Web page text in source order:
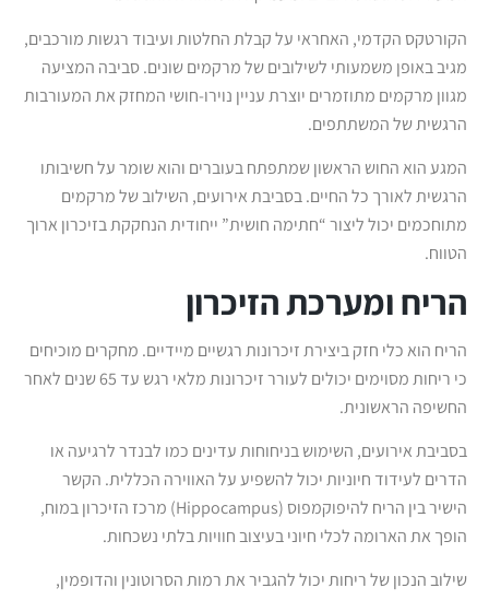
הקורטקס הקדמי, האחראי על קבלת החלטות ועיבוד רגשות מורכבים,
מגיב באופן משמעותי לשילובים של מרקמים שונים. סביבה המציעה
מגוון מרקמים מתוזמרים יוצרת עניין נוירו-חושי המחזק את המעורבות
הרגשית של המשתתפים.
המגע הוא החוש הראשון שמתפתח בעוברים והוא שומר על חשיבותו
הרגשית לאורך כל החיים. בסביבת אירועים, השילוב של מרקמים
מתוחכמים יכול ליצור “חתימה חושית” ייחודית הנחקקת בזיכרון ארוך
הטווח.
הריח ומערכת הזיכרון
הריח הוא כלי חזק ביצירת זיכרונות רגשיים מיידיים. מחקרים מוכיחים
כי ריחות מסוימים יכולים לעורר זיכרונות מלאי רגש עד 65 שנים לאחר
החשיפה הראשונית.
בסביבת אירועים, השימוש בניחוחות עדינים כמו לבנדר לרגיעה או
הדרים לעידוד חיוניות יכול להשפיע על האווירה הכללית. הקשר
הישיר בין הריח להיפוקמפוס (Hippocampus) מרכז הזיכרון במוח,
הופך את הארומה לכלי חיוני בעיצוב חוויות בלתי נשכחות.
שילוב הנכון של ריחות יכול להגביר את רמות הסרוטונין והדופמין,